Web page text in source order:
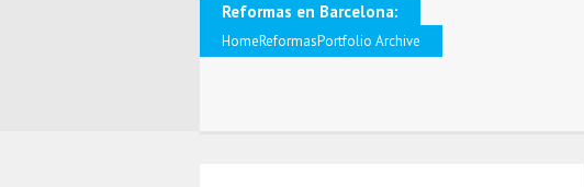
Reformas en Barcelona:
HomeReformasPortfolio Archive